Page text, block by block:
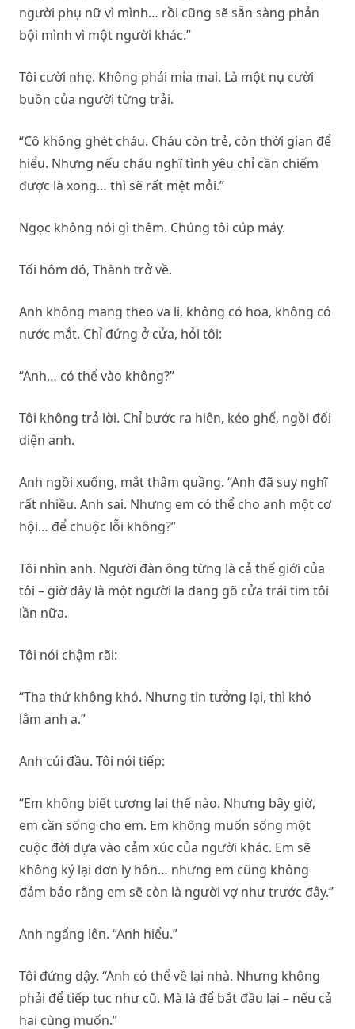
người phụ nữ vì mình… rồi cũng sẽ sẵn sàng phản
bội mình vì một người khác.”
Tôi cười nhẹ. Không phải mỉa mai. Là một nụ cười
buồn của người từng trải.
“Cô không ghét cháu. Cháu còn trẻ, còn thời gian để
hiểu. Nhưng nếu cháu nghĩ tình yêu chỉ cần chiếm
được là xong… thì sẽ rất mệt mỏi.”
Ngọc không nói gì thêm. Chúng tôi cúp máy.
Tối hôm đó, Thành trở về.
Anh không mang theo va li, không có hoa, không có
nước mắt. Chỉ đứng ở cửa, hỏi tôi:
“Anh… có thể vào không?”
Tôi không trả lời. Chỉ bước ra hiên, kéo ghế, ngồi đối
diện anh.
Anh ngồi xuống, mắt thâm quầng. “Anh đã suy nghĩ
rất nhiều. Anh sai. Nhưng em có thể cho anh một cơ
hội… để chuộc lỗi không?”
Tôi nhìn anh. Người đàn ông từng là cả thế giới của
tôi – giờ đây là một người lạ đang gõ cửa trái tim tôi
lần nữa.
Tôi nói chậm rãi:
“Tha thứ không khó. Nhưng tin tưởng lại, thì khó
lắm anh ạ.”
Anh cúi đầu. Tôi nói tiếp:
“Em không biết tương lai thế nào. Nhưng bây giờ,
em cần sống cho em. Em không muốn sống một
cuộc đời dựa vào cảm xúc của người khác. Em sẽ
không ký lại đơn ly hôn… nhưng em cũng không
đảm bảo rằng em sẽ còn là người vợ như trước đây.”
Anh ngẩng lên. “Anh hiểu.”
Tôi đứng dậy. “Anh có thể về lại nhà. Nhưng không
phải để tiếp tục như cũ. Mà là để bắt đầu lại – nếu cả
hai cùng muốn.”